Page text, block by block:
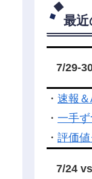
最
7/29-
・ 速報
・ 一手
・ 評価
7/24